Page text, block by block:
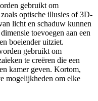
gebruikt om
optische illusies of 3D-
licht en schaduw kunnen
toevoegen aan een
boeiender uitziet.
gebruikt om
te creëren die een
kamer geven. Kortom,
mogelijkheden om elke